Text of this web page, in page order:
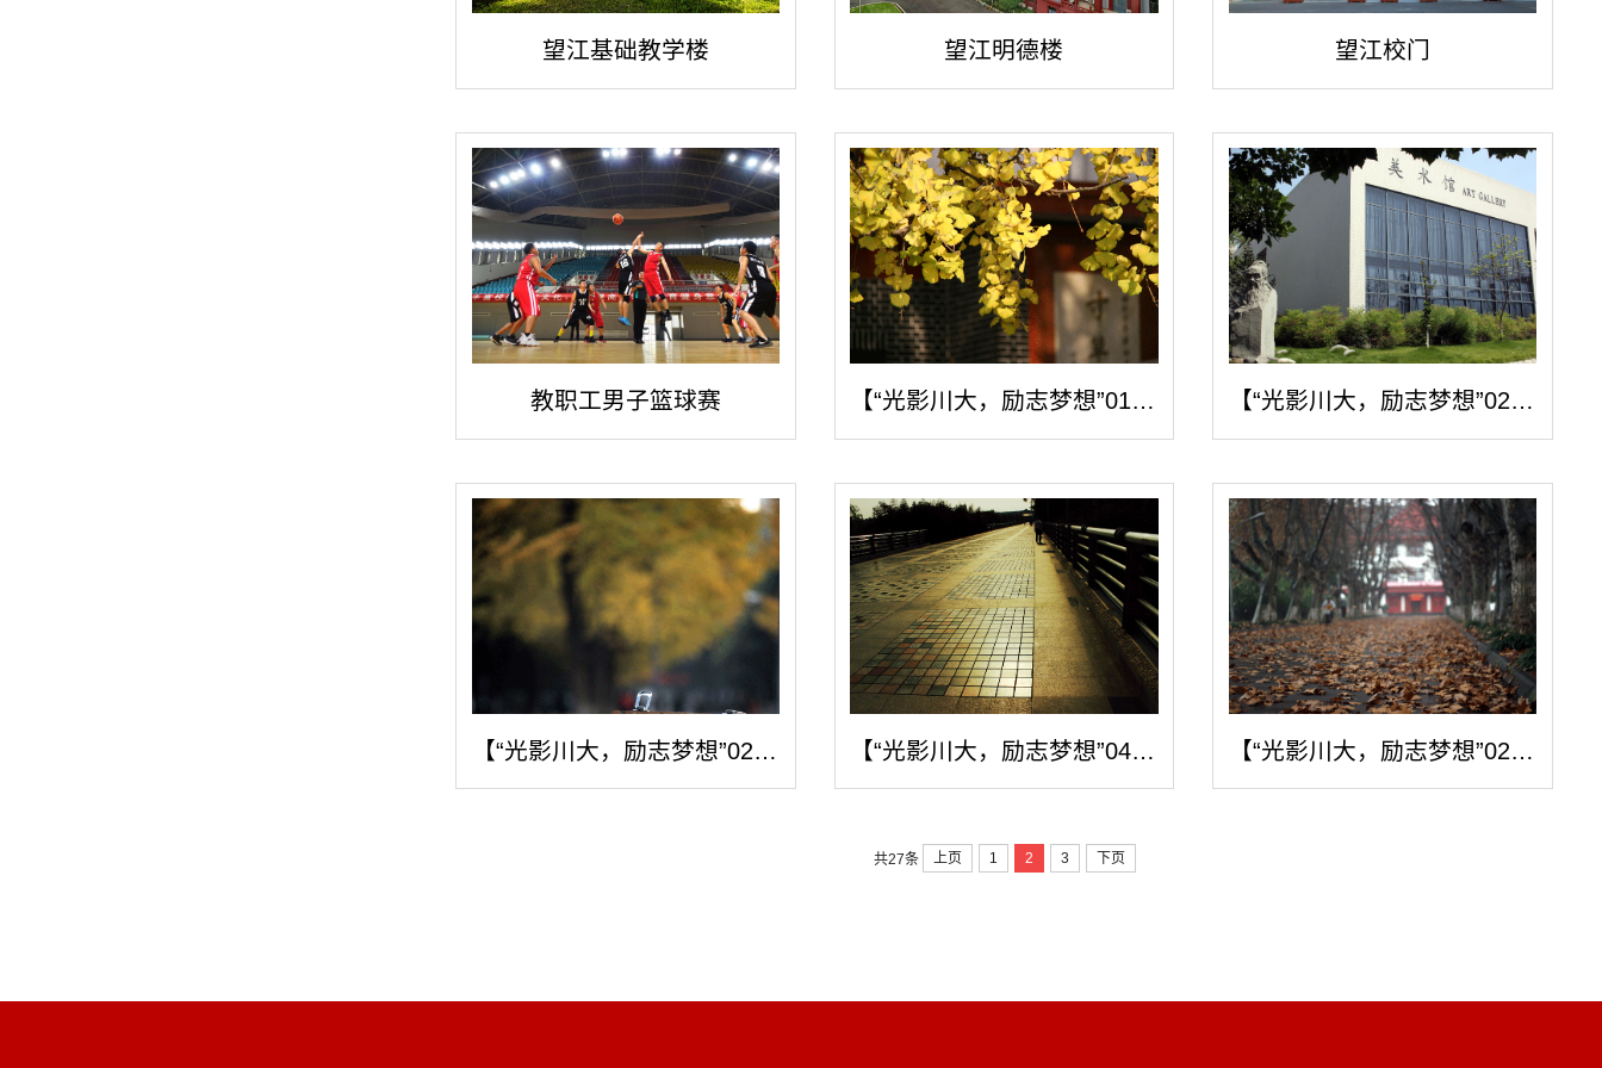
望江基础教学楼 望江明德楼 望江校门
教职工男子篮球赛 【“光影川大，励志梦想”019号】化学馆... 【“光影川大，励志梦想”025号】江安校...
【“光影川大，励志梦想”027号】秋的画... 【“光影川大，励志梦想”044号】长桥暮... 【“光影川大，励志梦想”024号】落叶缤...
共27条 上页 1 2 3 下页